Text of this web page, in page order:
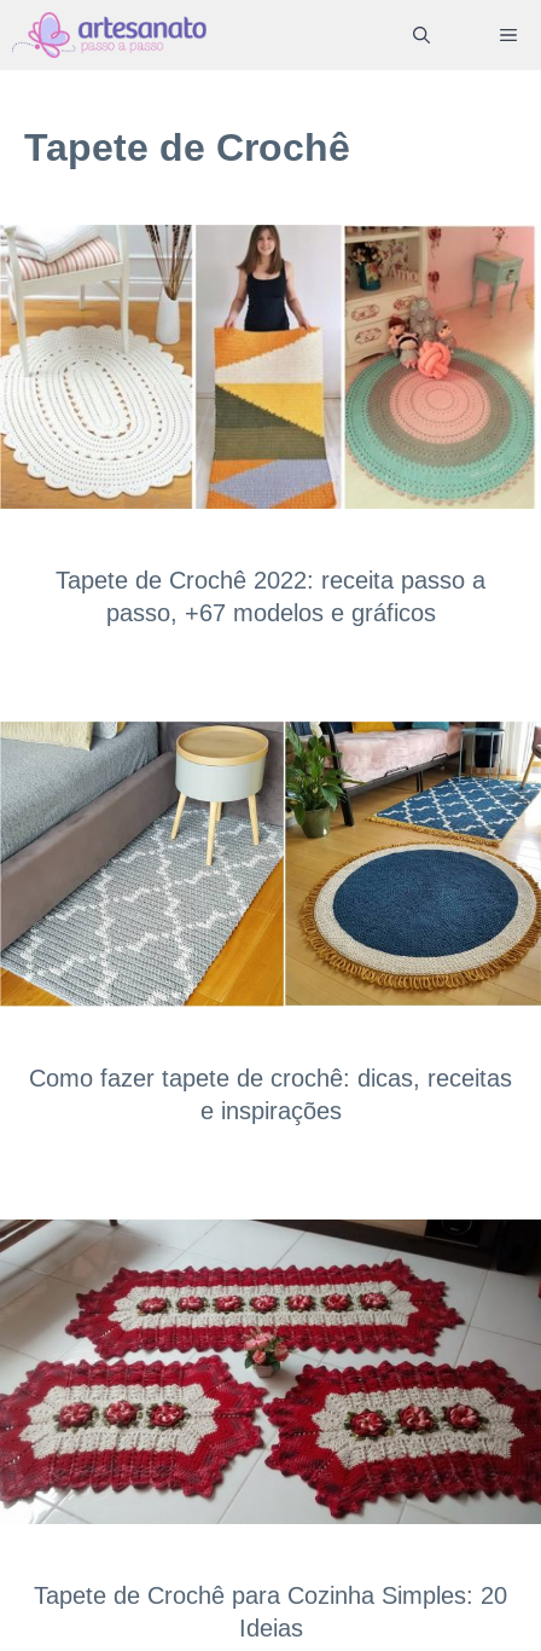
Pular
para
conteúdo
Tapete de Crochê
Tapete de Crochê 2022: receita passo a
passo, +67 modelos e gráficos
Como fazer tapete de crochê: dicas, receitas
e inspirações
Tapete de Crochê para Cozinha Simples: 20
Ideias